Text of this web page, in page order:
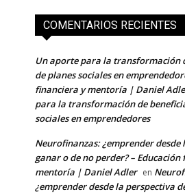
COMENTARIOS RECIENTES
Un aporte para la transformación
de planes sociales en
financiera y mentoría | Daniel
para la transformación de
sociales en emprendedores
Neurofinanzas: ¿emprender desde
ganar o de no perder? – Educación
mentoría | Daniel Adler en
¿emprender desde la perspectiva